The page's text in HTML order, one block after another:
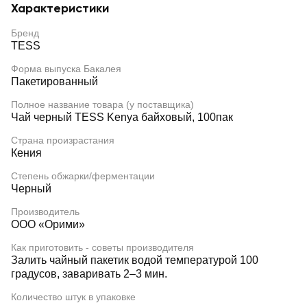
Характеристики
Бренд
TESS
Форма выпуска Бакалея
Пакетированный
Полное название товара (у поставщика)
Чай черный TESS Kenya байховый, 100пак
Страна произрастания
Кения
Степень обжарки/ферментации
Черный
Производитель
ООО «Орими»
Как приготовить - советы производителя
Залить чайный пакетик водой температурой 100
градусов, заваривать 2–3 мин.
Количество штук в упаковке